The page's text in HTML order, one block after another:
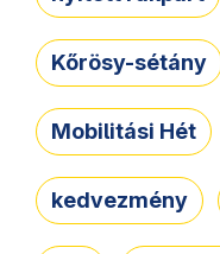
Kőrösy-sétány
Mobilitási Hét
kedvezmény